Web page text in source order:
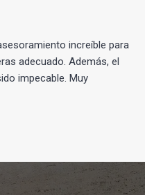
increíble para
adecuado. Además, el
impecable. Muy